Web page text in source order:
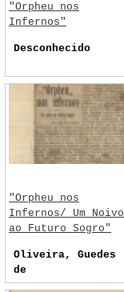
"Orpheu nos
Infernos"
Desconhecido
"Orpheu nos
Infernos/ Um Noivo
ao Futuro Sogro"
Oliveira, Guedes
de